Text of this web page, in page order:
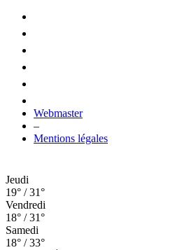
Webmaster
–
Mentions légales
Jeudi
19° / 31°
Vendredi
18° / 31°
Samedi
18° / 33°